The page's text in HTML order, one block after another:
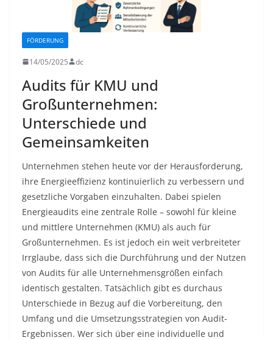
FÖRDERUNG
14/05/2025 dc
Audits für KMU und
Großunternehmen:
Unterschiede und
Gemeinsamkeiten
Unternehmen stehen heute vor der Herausforderung,
ihre Energieeffizienz kontinuierlich zu verbessern und
gesetzliche Vorgaben einzuhalten. Dabei spielen
Energieaudits eine zentrale Rolle – sowohl für kleine
und mittlere Unternehmen (KMU) als auch für
Großunternehmen. Es ist jedoch ein weit verbreiteter
Irrglaube, dass sich die Durchführung und der Nutzen
von Audits für alle Unternehmensgrößen einfach
identisch gestalten. Tatsächlich gibt es durchaus
Unterschiede in Bezug auf die Vorbereitung, den
Umfang und die Umsetzungsstrategien von Audit-
Ergebnissen. Wer sich über eine individuelle und